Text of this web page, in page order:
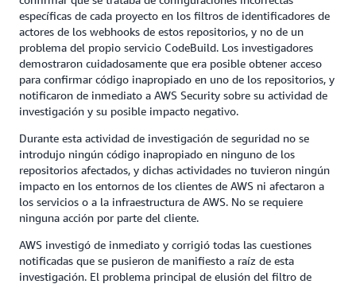
específicas de cada proyecto en los filtros de identificadores de
actores de los webhooks de estos repositorios, y no de un
problema del propio servicio CodeBuild. Los investigadores
demostraron cuidadosamente que era posible obtener acceso
para confirmar código inapropiado en uno de los repositorios, y
notificaron de inmediato a AWS Security sobre su actividad de
investigación y su posible impacto negativo.
Durante esta actividad de investigación de seguridad no se
introdujo ningún código inapropiado en ninguno de los
repositorios afectados, y dichas actividades no tuvieron ningún
impacto en los entornos de los clientes de AWS ni afectaron a
los servicios o a la infraestructura de AWS. No se requiere
ninguna acción por parte del cliente.
AWS investigó de inmediato y corrigió todas las cuestiones
notificadas que se pusieron de manifiesto a raíz de esta
investigación. El problema principal de elusión del filtro de